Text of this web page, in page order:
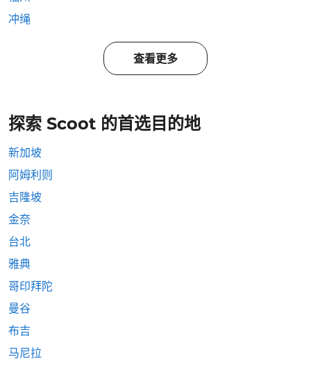
冲绳
查看更多
探索 Scoot 的首选目的地
新加坡
阿姆利则
吉隆坡
金奈
台北
雅典
哥印拜陀
曼谷
布吉
马尼拉